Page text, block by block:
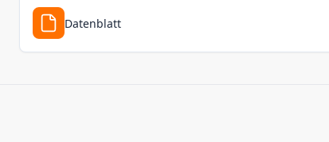
Datenblatt